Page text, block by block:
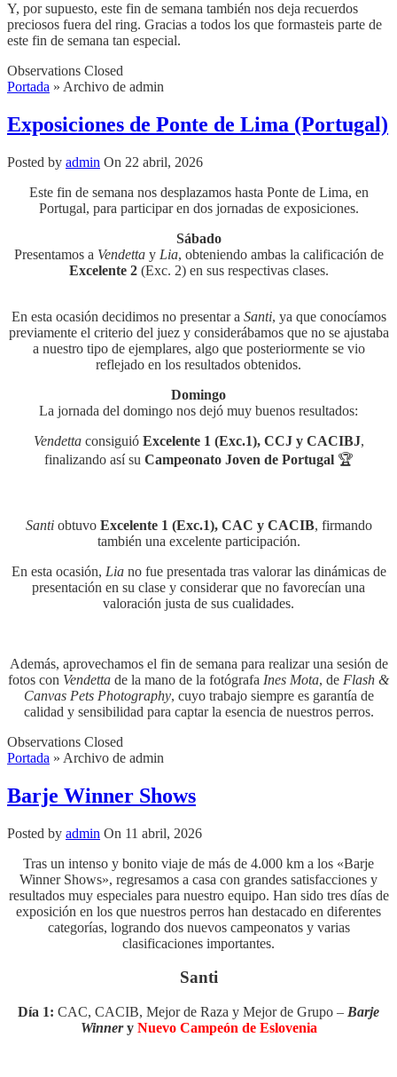
Y, por supuesto, este fin de semana también nos deja recuerdos
preciosos fuera del ring. Gracias a todos los que formasteis parte de
este fin de semana tan especial.
Observations Closed
Portada » Archivo de admin
Exposiciones de Ponte de Lima (Portugal)
Posted by admin On 22 abril, 2026
Este fin de semana nos desplazamos hasta Ponte de Lima, en
Portugal, para participar en dos jornadas de exposiciones.
Sábado
Presentamos a Vendettay Lia, obteniendo ambas la calificación de
Excelente 2(Exc. 2) en sus respectivas clases.
En esta ocasión decidimos no presentar a Santi, ya que conocíamos
previamente el criterio del juez y considerábamos que no se ajustaba
a nuestro tipo de ejemplares, algo que posteriormente se vio
reflejado en los resultados obtenidos.
Domingo
La jornada del domingo nos dejó muy buenos resultados:
Vendettaconsiguió Excelente 1 (Exc.1), CCJ y CACIBJ,
finalizando así su Campeonato Joven de Portugal🏆
Santiobtuvo Excelente 1 (Exc.1), CAC y CACIB, firmando
también una excelente participación.
En esta ocasión, Liano fue presentada tras valorar las dinámicas de
presentación en su clase y considerar que no favorecían una
valoración justa de sus cualidades.
Además, aprovechamos el fin de semana para realizar una sesión de
fotos con Vendetta de la mano de la fotógrafa Ines Mota, de Flash &
Canvas Pets Photography, cuyo trabajo siempre es garantía de
calidad y sensibilidad para captar la esencia de nuestros perros.
Observations Closed
Portada » Archivo de admin
Barje Winner Shows
Posted by admin On 11 abril, 2026
Tras un intenso y bonito viaje de más de 4.000 km a los «Barje
Winner Shows», regresamos a casa con grandes satisfacciones y
resultados muy especiales para nuestro equipo. Han sido tres días de
exposición en los que nuestros perros han destacado en diferentes
categorías, logrando dos nuevos campeonatos y varias
clasificaciones importantes.
Santi
Día 1: CAC, CACIB, Mejor de Raza y Mejor de Grupo – Barje
Winnery Nuevo Campeón de Eslovenia